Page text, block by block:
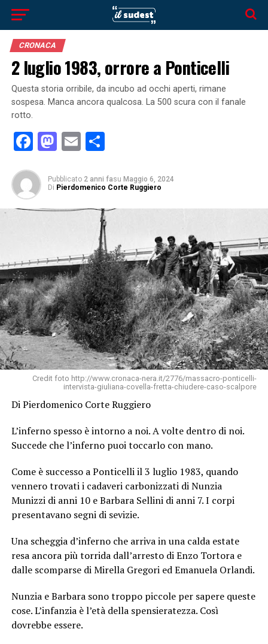
CRONACA
2 luglio 1983, orrore a Ponticelli
Questa storia orribile, da incubo ad occhi aperti, rimane
sospesa. Manca ancora qualcosa. La 500 scura con il fanale
rotto.
Facebook
Mastodon
EmailCondividi
Pubblicato 2 anni fasu Maggio 6, 2024
Di Pierdomenico Corte Ruggiero
Credit foto http://www.cronaca-nera.it/2776/massacro-ponticelli-
intervista-giuliana-covella-fretta-chiudere-caso-scalpore
Di Pierdomenico Corte Ruggiero
L’inferno spesso è intorno a noi. A volte dentro di noi.
Succede che l’inferno puoi toccarlo con mano.
Come è successo a Ponticelli il 3 luglio 1983, quando
vennero trovati i cadaveri carbonizzati di Nunzia
Munizzi di anni 10 e Barbara Sellini di anni 7. I corpi
presentavano segni di sevizie.
Una scheggia d’inferno che arriva in una calda estate
resa ancora più torrida dall’arresto di Enzo Tortora e
dalle scomparse di Mirella Gregori ed Emanuela Orlandi.
Nunzia e Barbara sono troppo piccole per sapere queste
cose. L’infanzia è l’età della spensieratezza. Così
dovrebbe essere.